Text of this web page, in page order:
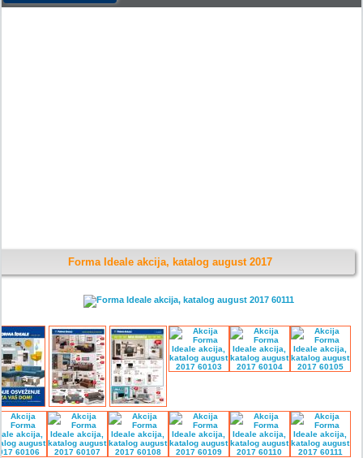
Forma Ideale akcija, katalog august 2017